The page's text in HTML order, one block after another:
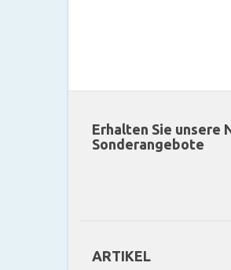
Erhalten Sie unsere
Sonderangebote
ARTIKEL